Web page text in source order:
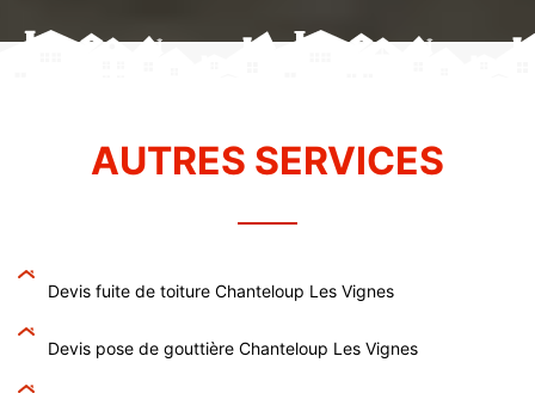
AUTRES SERVICES
Devis fuite de toiture Chanteloup Les Vignes
Devis pose de gouttière Chanteloup Les Vignes